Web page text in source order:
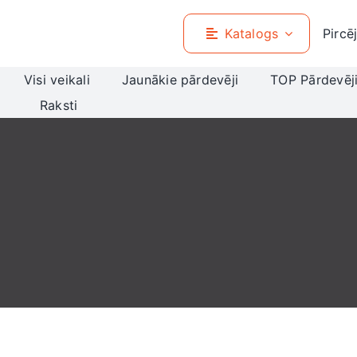
Katalogs
Visi veikali Jaunākie pārdevēji TOP Pārdevēji
Raksti